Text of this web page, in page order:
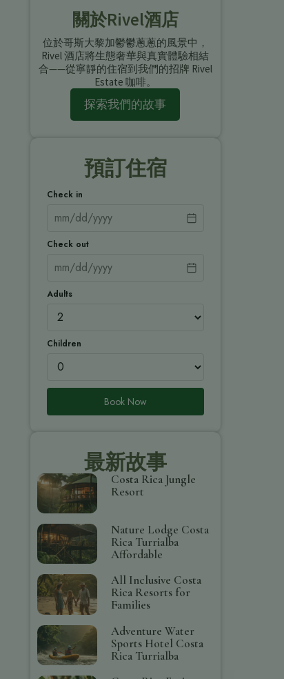
關於Rivel酒店
位於哥斯大黎加鬱鬱蔥蔥的風景中，
Rivel 酒店將生態奢華與真實體驗相結
合——從寧靜的住宿到我們的招牌 Rivel
Estate 咖啡。
探索我們的故事
預訂住宿
Check in
Check out
Adults
Children
Book Now
最新故事
Costa Rica Jungle
Resort
Nature Lodge Costa
Rica Turrialba
Affordable
All Inclusive Costa
Rica Resorts for
Families
Adventure Water
Sports Hotel Costa
Rica Turrialba